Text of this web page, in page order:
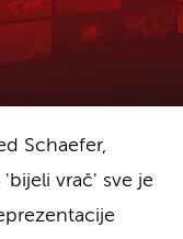
Schaefer,
vrač' sve je